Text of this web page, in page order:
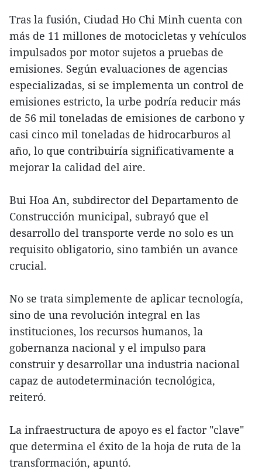
Tras la fusión, Ciudad Ho Chi Minh cuenta con
más de 11 millones de motocicletas y vehículos
impulsados por motor sujetos a pruebas de
emisiones. Según evaluaciones de agencias
especializadas, si se implementa un control de
emisiones estricto, la urbe podría reducir más
de 56 mil toneladas de emisiones de carbono y
casi cinco mil toneladas de hidrocarburos al
año, lo que contribuiría significativamente a
mejorar la calidad del aire.
Bui Hoa An, subdirector del Departamento de
Construcción municipal, subrayó que el
desarrollo del transporte verde no solo es un
requisito obligatorio, sino también un avance
crucial.
No se trata simplemente de aplicar tecnología,
sino de una revolución integral en las
instituciones, los recursos humanos, la
gobernanza nacional y el impulso para
construir y desarrollar una industria nacional
capaz de autodeterminación tecnológica,
reiteró.
La infraestructura de apoyo es el factor "clave"
que determina el éxito de la hoja de ruta de la
transformación, apuntó.